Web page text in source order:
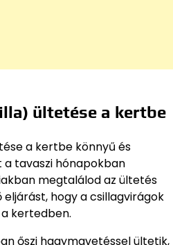
ültetése a kertbe
a kertbe könnyű és
tavaszi hónapokban
megtalálod az ültetés
hogy a csillagvirágok
kertedben.
őszi hagymavetéssel ültetik,